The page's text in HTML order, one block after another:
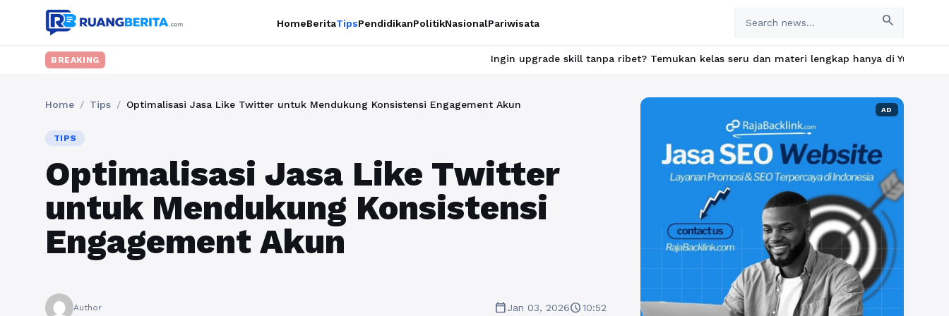
HomeBeritaTipsPendidikanPolitikNasionalPariwisata search
BREAKING Ingin upgrade skill tanpa ribet? Temukan kelas seru dan materi lengkap hanya di YukBelajar.com. Mulai
Home / Tips / Optimalisasi Jasa Like Twitter untuk Mendukung Konsistensi Engagement Akun
TIPS
Optimalisasi Jasa Like Twitter
untuk Mendukung Konsistensi
Engagement Akun
Author calendar_todayJan 03, 2026schedule10:52
AD